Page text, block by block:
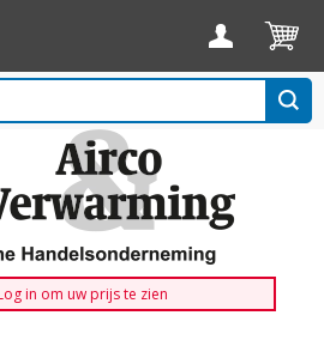
in om uw prijs te zien